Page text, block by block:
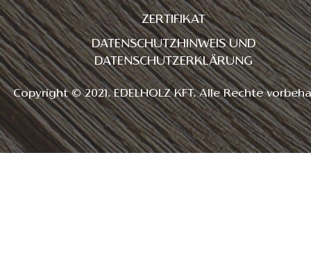
ZERTIFIKAT
DATENSCHUTZHINWEIS UND
DATENSCHUTZERKLÄRUNG
Copyright © 2021. EDELHOLZ KFT. Alle Rechte